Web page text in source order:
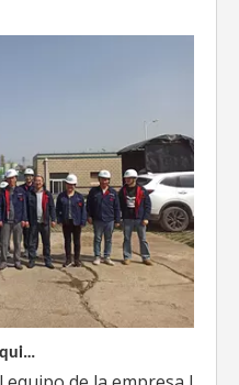
equipo de la empresa